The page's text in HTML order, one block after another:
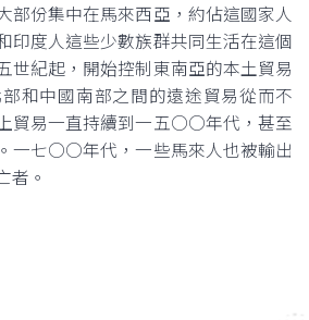
部份集中在馬來西亞，約佔這國家人
印度人這些少數族群共同生活在這個
世紀起，開始控制東南亞的本土貿易
和中國南部之間的遠途貿易從而不
貿易一直持續到一五○○年代，甚至
一七○○年代，一些馬來人也被輸出
者。